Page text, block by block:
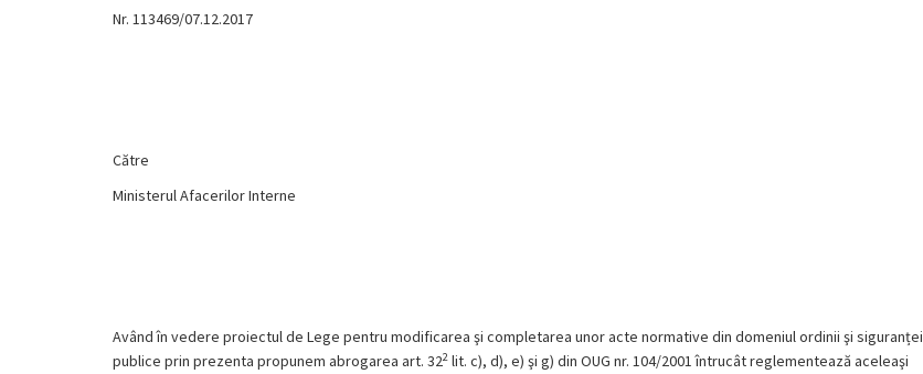
Nr. 113469/07.12.2017
Către
Ministerul Afacerilor Interne
Având în vedere proiectul de Lege pentru modificarea şi completarea unor acte normative din domeniul ordinii şi siguranței
publice prin prezenta propunem abrogarea art. 322 lit. c), d), e) şi g) din OUG nr. 104/2001 întrucât reglementează aceleaşi